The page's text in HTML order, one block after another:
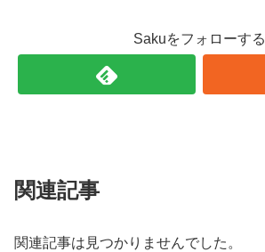
Sakuをフォローする
関連記事
関連記事は見つかりませんでした。